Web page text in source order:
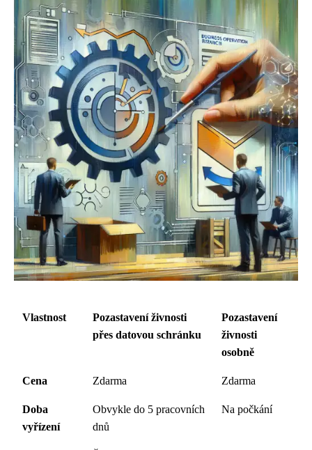
Vlastnost
Pozastavení živnosti
přes datovou schránku
Pozastavení
živnosti
osobně
Cena Zdarma Zdarma
Doba
vyřízení
Obvykle do 5 pracovních
dnů
Na počkání